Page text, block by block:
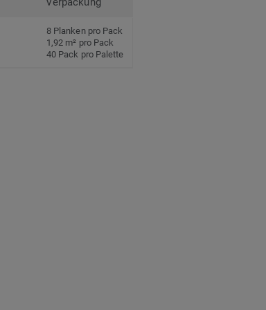
8 Planken pro Pack
1,92 m² pro Pack
40 Pack pro Palette